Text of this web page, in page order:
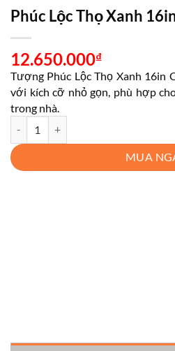
Phúc Lộc Thọ Xanh
12.650.000₫
Tượng Phúc Lộc Thọ Xanh 16in
với kích cỡ nhỏ gọn, phù hợp
trong nhà.
MUA